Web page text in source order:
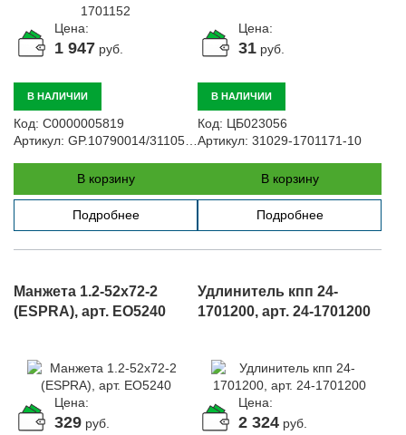
Цена:
1 947 руб.
В НАЛИЧИИ
Код: С0000005819
Артикул: GP.10790014/31105-1701152
В корзину
Подробнее
Цена:
31 руб.
В НАЛИЧИИ
Код: ЦБ023056
Артикул: 31029-1701171-10
В корзину
Подробнее
Манжета 1.2-52х72-2
(ESPRA), арт. EO5240
Цена:
329 руб.
Удлинитель кпп 24-
1701200, арт. 24-1701200
Цена:
2 324 руб.